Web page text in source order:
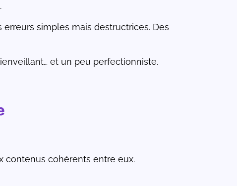
erreurs simples mais destructrices. Des
et un peu perfectionniste.
contenus cohérents entre eux.